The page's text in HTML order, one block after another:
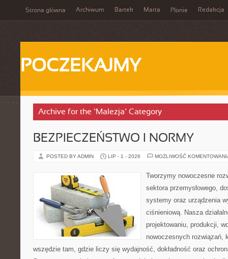
Strona główna Archiwum Bartek Marta Płonie Redakcja
POCZEKAJMY
Archive for the ‘Malezja’ Category
BEZPIECZEŃSTWO I NORMY
POSTED BY ADMIN LIP - 1 - 2026 MOŻLIWOŚĆ
Tworzymy nowoczesne
sektora przemysłowego,
systemy oraz urządzenia
ciśnieniową. Nasza
projektowaniu, produkcji,
nowoczesnych rozwiązań,
wszędzie tam, gdzie liczy się wydajność, dokładność oraz